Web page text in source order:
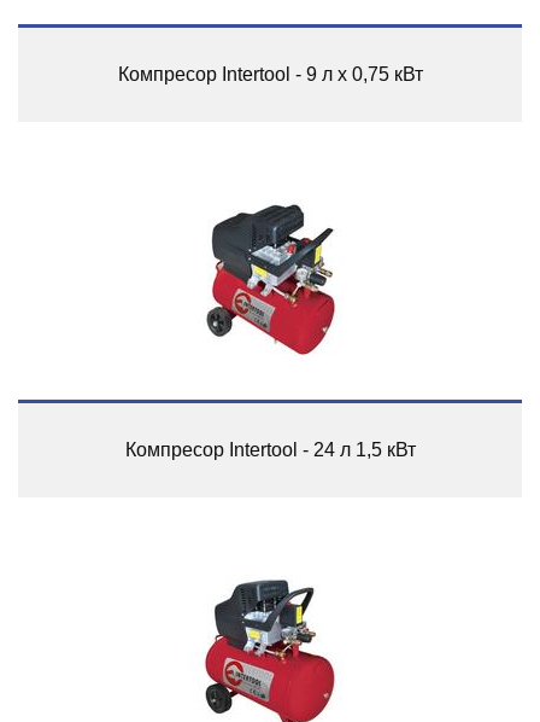
Компресор Intertool - 9 л x 0,75 кВт
Компресор Intertool - 24 л 1,5 кВт